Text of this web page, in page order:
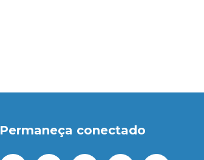
Permaneça conectado